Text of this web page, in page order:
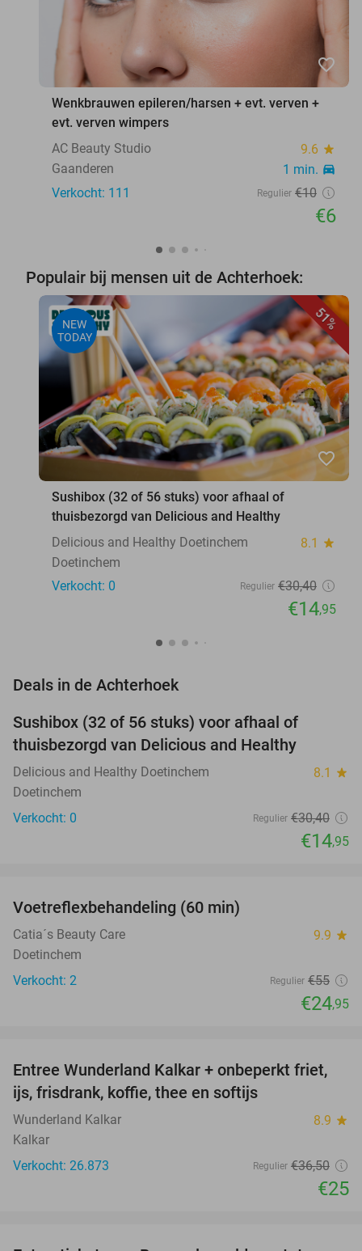
favorite_border
Wenkbrauwen epileren/harsen + evt. verven +
evt. verven wimpers
AC Beauty Studio
9.6 star
Gaanderen 1 min. directions_car
Verkocht: 111 Regulier €10
€6
Populair bij mensen uit de Achterhoek:
51%
NEW
TODAY
favorite_border
Sushibox (32 of 56 stuks) voor afhaal of
thuisbezorgd van Delicious and Healthy
Delicious and Healthy Doetinchem
8.1 star
Doetinchem
Verkocht: 0
Regulier €30,40
€14,95
Deals in de Achterhoek
TODAY
Sushibox (32 of 56 stuks) voor afhaal of
thuisbezorgd van Delicious and Healthy
Delicious and Healthy Doetinchem 8.1 star
Doetinchem
Verkocht: 0
Regulier €30,40
€14,95
TODAY
Voetreflexbehandeling (60 min)
Catia´s Beauty Care 9.9 star
Doetinchem
Verkocht: 2
Regulier €55
€24,95
32%
Entree Wunderland Kalkar + onbeperkt friet,
ijs, frisdrank, koffie, thee en softijs
Wunderland Kalkar 8.9 star
Kalkar
Verkocht: 26.873
Regulier €36,50
€25